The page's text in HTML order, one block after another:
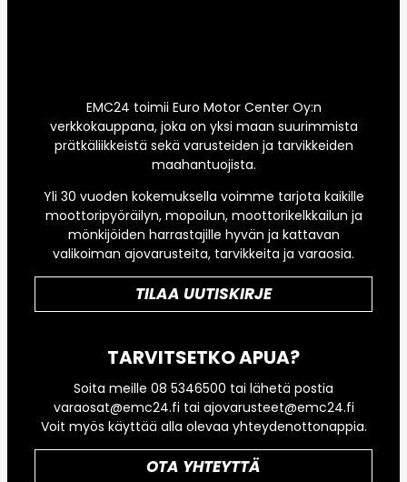
EMC24 toimii Euro Motor Center Oy:n
verkkokauppana, joka on yksi maan suurimmista
prätkäliikkeistä sekä varusteiden ja tarvikkeiden
maahantuojista.
Yli 30 vuoden kokemuksella voimme tarjota kaikille
moottoripyöräilyn, mopoilun, moottorikelkkailun ja
mönkijöiden harrastajille hyvän ja kattavan
valikoiman ajovarusteita, tarvikkeita ja varaosia.
TILAA UUTISKIRJE
TARVITSETKO APUA?
Soita meille 08 5346500 tai lähetä postia
varaosat@emc24.fi tai ajovarusteet@emc24.fi
Voit myös käyttää alla olevaa yhteydenottonappia.
OTA YHTEYTTÄ